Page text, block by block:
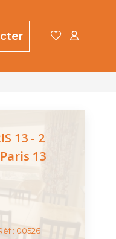
13 - 2
Paris 13
: 00526